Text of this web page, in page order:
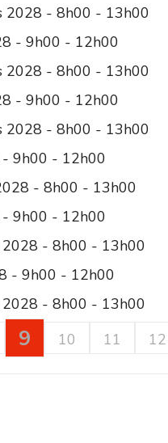
2028 - 8h00 - 13h00
- 9h00 - 12h00
2028 - 8h00 - 13h00
- 9h00 - 12h00
2028 - 8h00 - 13h00
9h00 - 12h00
- 8h00 - 13h00
9h00 - 12h00
- 8h00 - 13h00
- 9h00 - 12h00
- 8h00 - 13h00
9 10 11 12